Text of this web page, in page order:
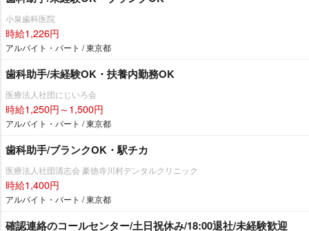
小泉歯科医院
時給1,226円
アルバイト・パート / 東京都
歯科助手/未経験OK・扶養内勤務OK
医療法人社団にじいろ会
時給1,250円～1,500円
アルバイト・パート / 東京都
歯科助手/ブランクOK・駅チカ
医療法人社団清志会 豪徳寺川村デンタルクリニック
時給1,400円
アルバイト・パート / 東京都
確認連絡のコールセンター/土日祝休み/18:00退社/未経験歓迎